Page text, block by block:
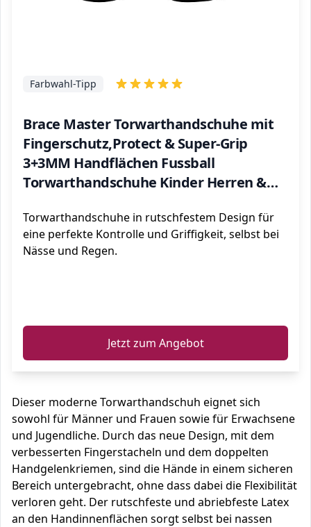
Brace Master Torwarthandschuhe mit
Fingerschutz,Protect & Super-Grip
3+3MM Handflächen Fussball
Torwarthandschuhe Kinder Herren &
Farbwahl-Tipp
Torwarthandschuhe in rutschfestem Design für
eine perfekte Kontrolle und Griffigkeit, selbst bei
Nässe und Regen.
Jetzt zum Angebot
Dieser moderne Torwarthandschuh eignet sich
sowohl für Männer und Frauen sowie für Erwachsene
und Jugendliche. Durch das neue Design, mit dem
verbesserten Fingerstacheln und dem doppelten
Handgelenkriemen, sind die Hände in einem sicheren
Bereich untergebracht, ohne dass dabei die Flexibilität
verloren geht. Der rutschfeste und abriebfeste Latex
an den Handinnenflächen sorgt selbst bei nassen